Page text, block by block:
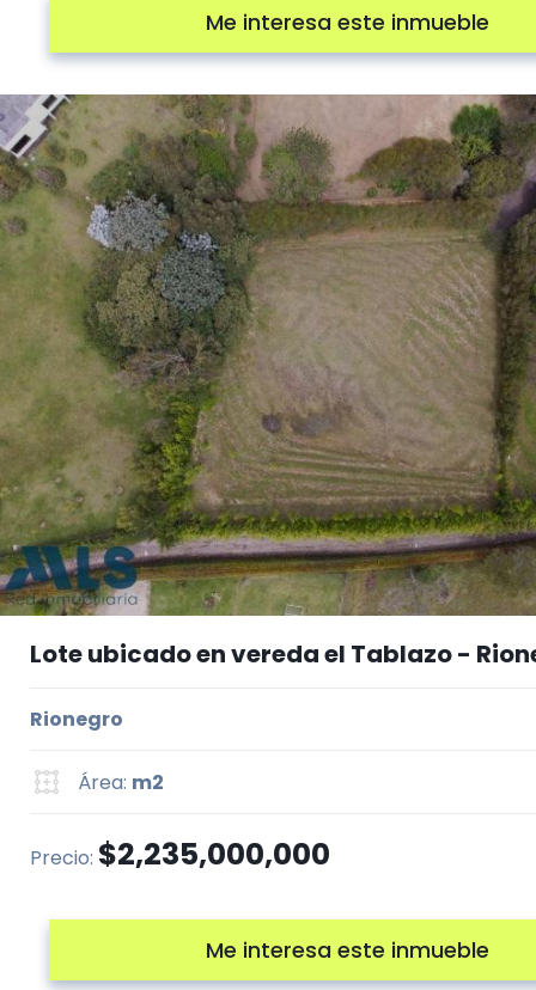
Me interesa este inmueble
Lote ubicado en vereda el Tablazo -
Rionegro
Área: m2
Precio: $2,235,000,000
Me interesa este inmueble